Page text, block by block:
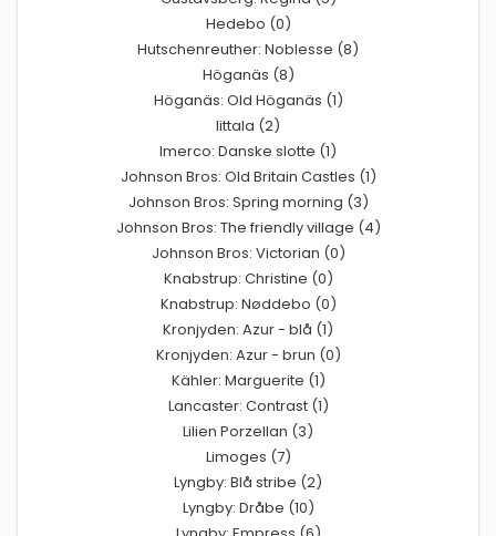
Hedebo (0)
Hutschenreuther: Noblesse (8)
Höganäs (8)
Höganäs: Old Höganäs (1)
Iittala (2)
Imerco: Danske slotte (1)
Johnson Bros: Old Britain Castles (1)
Johnson Bros: Spring morning (3)
Johnson Bros: The friendly village (4)
Johnson Bros: Victorian (0)
Knabstrup: Christine (0)
Knabstrup: Nøddebo (0)
Kronjyden: Azur - blå (1)
Kronjyden: Azur - brun (0)
Kähler: Marguerite (1)
Lancaster: Contrast (1)
Lilien Porzellan (3)
Limoges (7)
Lyngby: Blå stribe (2)
Lyngby: Dråbe (10)